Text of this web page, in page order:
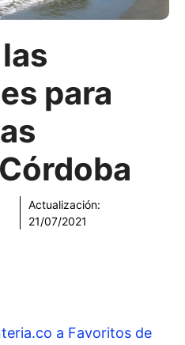
para
Actualización:
21/07/2021
a Favoritos de